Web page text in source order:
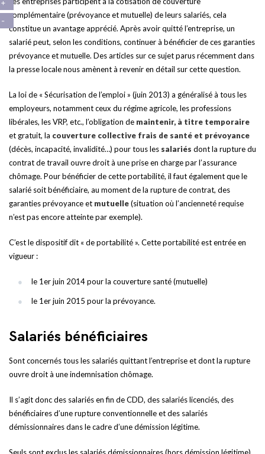
complémentaire (prévoyance et mutuelle) de leurs salariés, cela
constitue un avantage apprécié. Après avoir quitté l’entreprise, un
salarié peut, selon les conditions, continuer à bénéficier de ces garanties
prévoyance et mutuelle. Des articles sur ce sujet parus récemment dans
la presse locale nous amènent à revenir en détail sur cette question.
La loi de « Sécurisation de l’emploi » (juin 2013) a généralisé à tous les
employeurs, notamment ceux du régime agricole, les professions
libérales, les VRP, etc., l’obligation de maintenir, à titre temporaire
et gratuit, la couverture collective frais de santé et prévoyance
(décès, incapacité, invalidité…) pour tous les salariés dont la rupture du
contrat de travail ouvre droit à une prise en charge par l’assurance
chômage. Pour bénéficier de cette portabilité, il faut également que le
salarié soit bénéficiaire, au moment de la rupture de contrat, des
garanties prévoyance et mutuelle(situation où l’ancienneté requise
n’est pas encore atteinte par exemple).
C’est le dispositif dit « de portabilité ». Cette portabilité est entrée en
vigueur :
le 1er juin 2014 pour la couverture santé (mutuelle)
le 1er juin 2015 pour la prévoyance.
Salariés bénéficiaires
Sont concernés tous les salariés quittant l’entreprise et dont la rupture
ouvre droit à une indemnisation chômage.
Il s’agit donc des salariés en fin de CDD, des salariés licenciés, des
bénéficiaires d’une rupture conventionnelle et des salariés
démissionnaires dans le cadre d’une démission légitime.